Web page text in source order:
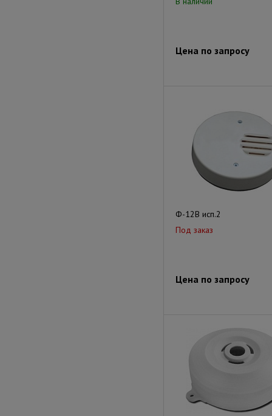
Цена по запросу
Ф-12В исп.2
Под заказ
Цена по запросу